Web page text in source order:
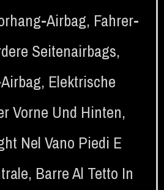
Airbag, Fahrer-
Seitenairbags,
, Elektrische
Vorne Und Hinten,
Nel Vano Piedi E
, Barre Al Tetto In